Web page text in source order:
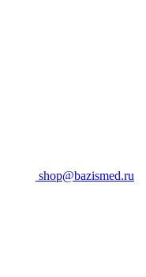
shop@bazismed.ru